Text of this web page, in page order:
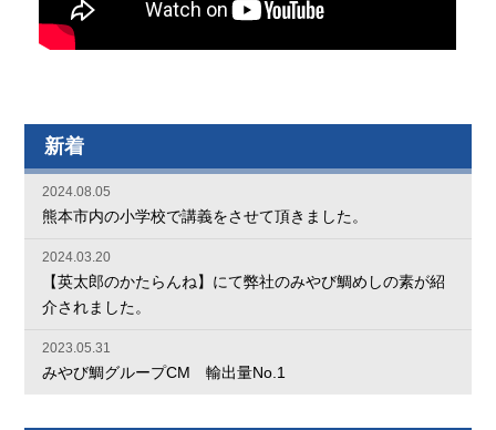
新着
2024.08.05
熊本市内の小学校で講義をさせて頂きました。
2024.03.20
【英太郎のかたらんね】にて弊社のみやび鯛めしの素が紹
介されました。
2023.05.31
みやび鯛グループCM 輸出量No.1